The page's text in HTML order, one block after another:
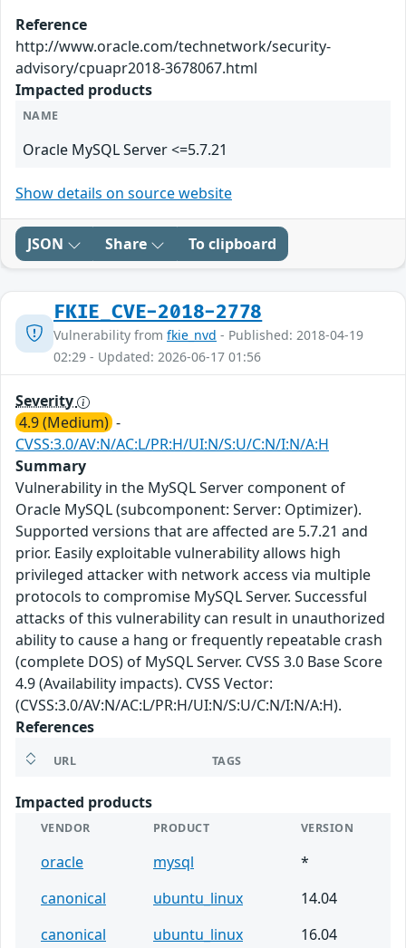
Reference
http://www.oracle.com/technetwork/security-
advisory/cpuapr2018-3678067.html
Impacted products
NAME
Oracle MySQL Server <=5.7.21
Show details on source website
JSON Share To clipboard
FKIE_CVE-2018-2778
Vulnerability from fkie_nvd - Published: 2018-04-19
02:29 - Updated: 2026-06-17 01:56
Severity
4.9 (Medium) -
CVSS:3.0/AV:N/AC:L/PR:H/UI:N/S:U/C:N/I:N/A:H
Summary
Vulnerability in the MySQL Server component of
Oracle MySQL (subcomponent: Server: Optimizer).
Supported versions that are affected are 5.7.21 and
prior. Easily exploitable vulnerability allows high
privileged attacker with network access via multiple
protocols to compromise MySQL Server. Successful
attacks of this vulnerability can result in unauthorized
ability to cause a hang or frequently repeatable crash
(complete DOS) of MySQL Server. CVSS 3.0 Base Score
4.9 (Availability impacts). CVSS Vector:
(CVSS:3.0/AV:N/AC:L/PR:H/UI:N/S:U/C:N/I:N/A:H).
References
URL TAGS
Impacted products
VENDOR PRODUCT VERSION
oracle mysql
*
canonical
ubuntu_linux
14.04
canonical
ubuntu_linux
16.04